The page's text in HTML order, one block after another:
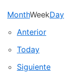
MonthWeekDay
Anterior
Today
Siguiente